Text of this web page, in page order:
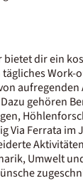
bietet dir ein
Work-
gehören
Via Ferrata im
Umwelt